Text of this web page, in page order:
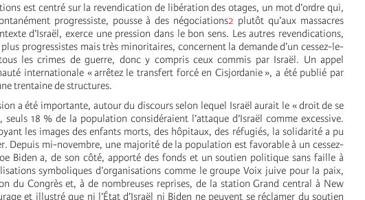
est centré sur la revendication de libération des otages, un mot d’ordre qui,
progressiste, pousse à des négociations2 plutôt qu’aux massacres
d’Israël, exerce une pression dans le bon sens. Les autres revendications,
progressistes mais très minoritaires, concernent la demande d’un cessez-le-
les crimes de guerre, donc y compris ceux commis par Israël. Un appel
internationale « arrêtez le transfert forcé en Cisjordanie », a été publié par
trentaine de structures.
a été importante, autour du discours selon lequel Israël aurait le « droit de se
18 % de la population considéraient l’attaque d’Israël comme excessive.
les images des enfants morts, des hôpitaux, des réfugiés, la solidarité a pu
Depuis mi-novembre, une majorité de la population est favorable à un cessez-
Biden a, de son côté, apporté des fonds et un soutien politique sans faille à
symboliques d’organisations comme le groupe Voix juive pour la paix,
du Congrès et, à de nombreuses reprises, de la station Grand central à New
et illustré que ni l’État d’Israël ni Biden ne peuvent se réclamer du soutien